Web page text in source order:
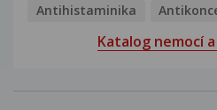
Antihistaminika
Katalog nemocí